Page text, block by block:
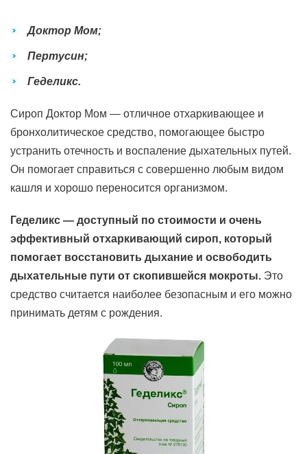
Доктор Мом;
Пертусин;
Геделикс.
Сироп Доктор Мом — отличное отхаркивающее и
бронхолитическое средство, помогающее быстро
устранить отечность и воспаление дыхательных путей.
Он помогает справиться с совершенно любым видом
кашля и хорошо переносится организмом.
Геделикс — доступный по стоимости и очень
эффективный отхаркивающий сироп, который
помогает восстановить дыхание и освободить
дыхательные пути от скопившейся мокроты. Это
средство считается наиболее безопасным и его можно
принимать детям с рождения.